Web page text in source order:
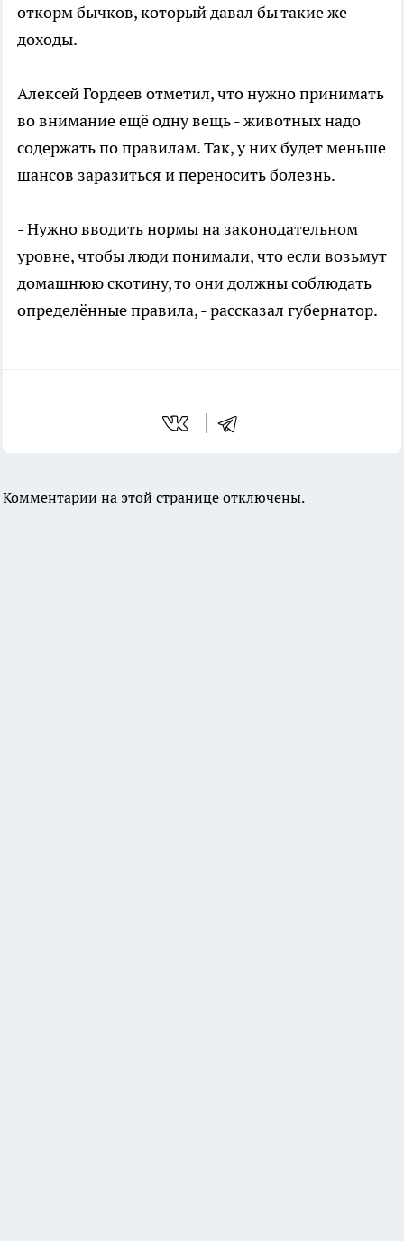
откорм бычков, который давал бы такие же
доходы.
Алексей Гордеев отметил, что нужно принимать
во внимание ещё одну вещь - животных надо
содержать по правилам. Так, у них будет меньше
шансов заразиться и переносить болезнь.
- Нужно вводить нормы на законодательном
уровне, чтобы люди понимали, что если возьмут
домашнюю скотину, то они должны соблюдать
определённые правила, - рассказал губернатор.
Комментарии на этой странице отключены.